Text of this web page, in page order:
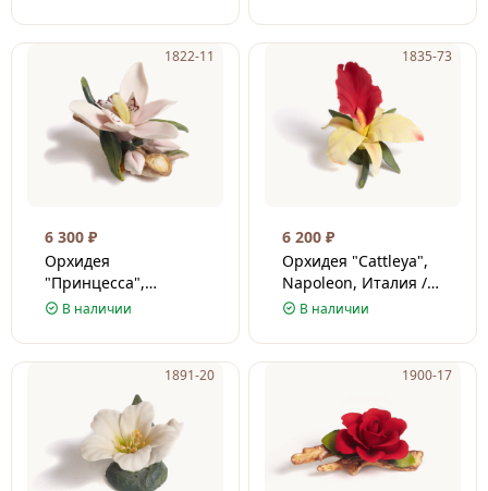
1822-11
6 300 ₽
Орхидея
"Принцесса",
Napoleon, Италия /
В наличии
1835-73
6 200 ₽
Орхидея "Cattleya",
Napoleon, Италия /
Фарфор / 8.5 см
В наличии
1891-20 1900-17